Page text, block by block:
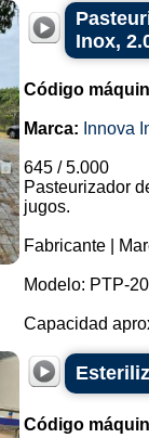
Inox,
Código
Marca: Innova
645 / 5.000
Pasteurizador
jugos.
Fabricante |
Modelo: PTP-
Capacidad
Código